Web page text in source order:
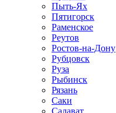
Пыть-Ях
Пятигорск
Раменское
Реутов
Ростов-на-Дону
Рубцовск
Руза
Рыбинск
Рязань
Саки
Салават